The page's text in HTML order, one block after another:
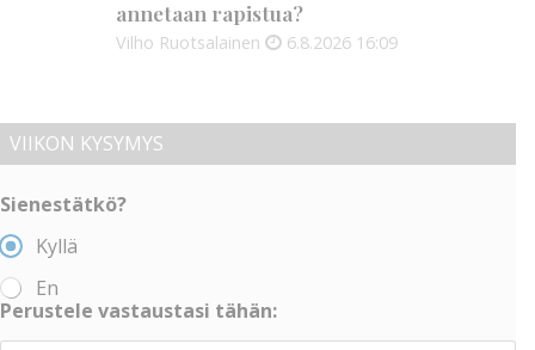
annetaan rapistua?
Vilho Ruotsalainen 6.8.2026 16:09
VIIKON KYSYMYS
Sienestätkö?
Kyllä
En
Perustele vastaustasi tähän: